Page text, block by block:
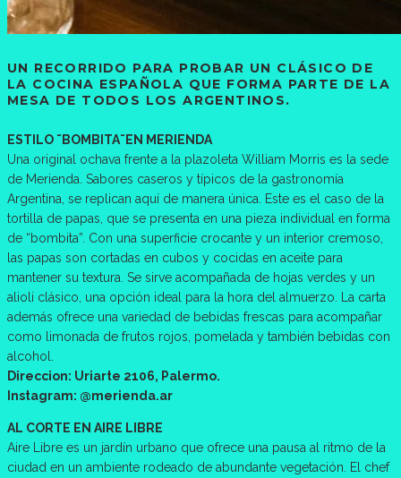
UN RECORRIDO PARA PROBAR UN CLÁSICO DE
LA COCINA ESPAÑOLA QUE FORMA PARTE DE LA
MESA DE TODOS LOS ARGENTINOS.
ESTILO ¨BOMBITA¨EN MERIENDA
Una original ochava frente a la plazoleta William Morris es la sede
de Merienda. Sabores caseros y típicos de la gastronomía
Argentina, se replican aquí de manera única. Este es el caso de la
tortilla de papas, que se presenta en una pieza individual en forma
de “bombita”. Con una superficie crocante y un interior cremoso,
las papas son cortadas en cubos y cocidas en aceite para
mantener su textura. Se sirve acompañada de hojas verdes y un
alioli clásico, una opción ideal para la hora del almuerzo. La carta
además ofrece una variedad de bebidas frescas para acompañar
como limonada de frutos rojos, pomelada y también bebidas con
alcohol.
Direccion: Uriarte 2106, Palermo.
Instagram: @merienda.ar
AL CORTE EN AIRE LIBRE
Aire Libre es un jardín urbano que ofrece una pausa al ritmo de la
ciudad en un ambiente rodeado de abundante vegetación. El chef